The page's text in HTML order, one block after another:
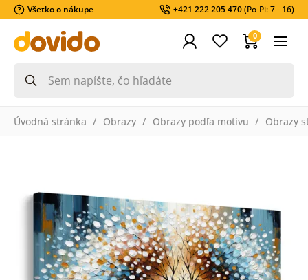
Všetko o nákupe +421 222 205 470(Po-Pi: 7 - 16)
0
Úvodná stránka Obrazy Obrazy podľa motívu Obrazy